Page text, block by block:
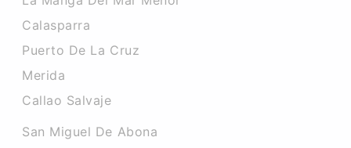
Calasparra
Puerto De La Cruz
Merida
Callao Salvaje
San Miguel De Abona